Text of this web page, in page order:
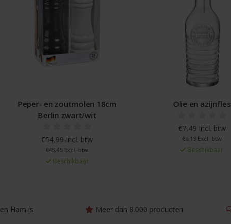
Peper- en zoutmolen 18cm
Berlin zwart/wit
€54,99 Incl. btw
€45,45 Excl. btw
Beschikbaar
Olie en azijnfles
€7,49 Incl. btw
€6,19 Excl. btw
Beschikbaar
Ham is
Meer dan 8.000 producten